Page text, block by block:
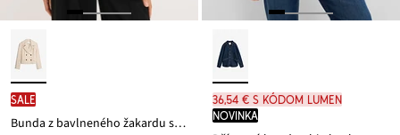
SALE
Bunda z bavlneného žakardu s pláteným podielom
36,54 € s kódom LUMEN
novinka